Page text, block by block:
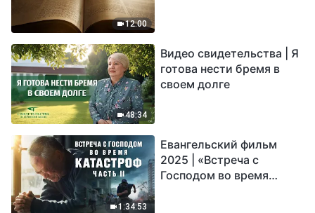
12:00
48:34
Видео свидетельства | Я
готова нести бремя в
своем долге
1:34:53
Евангельский фильм
2025 | «Встреча с
Господом во время